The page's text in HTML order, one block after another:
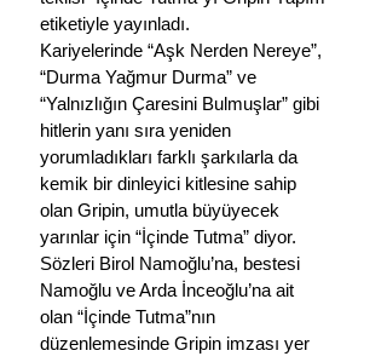
etiketiyle yayınladı.
Kariyelerinde “Aşk Nerden Nereye”,
“Durma Yağmur Durma” ve
“Yalnızlığın Çaresini Bulmuşlar” gibi
hitlerin yanı sıra yeniden
yorumladıkları farklı şarkılarla da
kemik bir dinleyici kitlesine sahip
olan Gripin, umutla büyüyecek
yarınlar için “İçinde Tutma” diyor.
Sözleri Birol Namoğlu’na, bestesi
Namoğlu ve Arda İnceoğlu’na ait
olan “İçinde Tutma”nın
düzenlemesinde Gripin imzası yer